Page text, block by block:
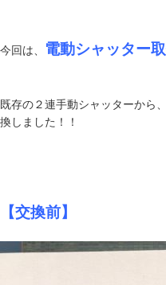
今回は、 電動シャッター
既存の２連手動シャッターから
換しました！！
【交換前】